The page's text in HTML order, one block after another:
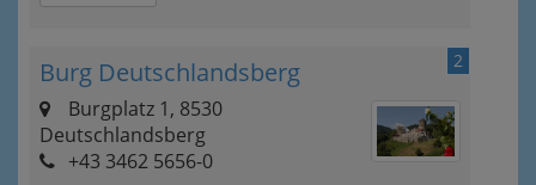
2
Burg Deutschlandsberg
Burgplatz 1, 8530
Deutschlandsberg
+43 3462 5656-0